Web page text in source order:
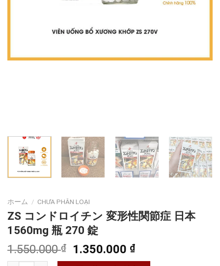
ホーム / CHƯA PHÂN LOẠI
ZS コンドロイチン 変形性関節症 日本
1560mg 瓶 270 錠
1.550.000₫
元
の
1.350.000 ₫現
在